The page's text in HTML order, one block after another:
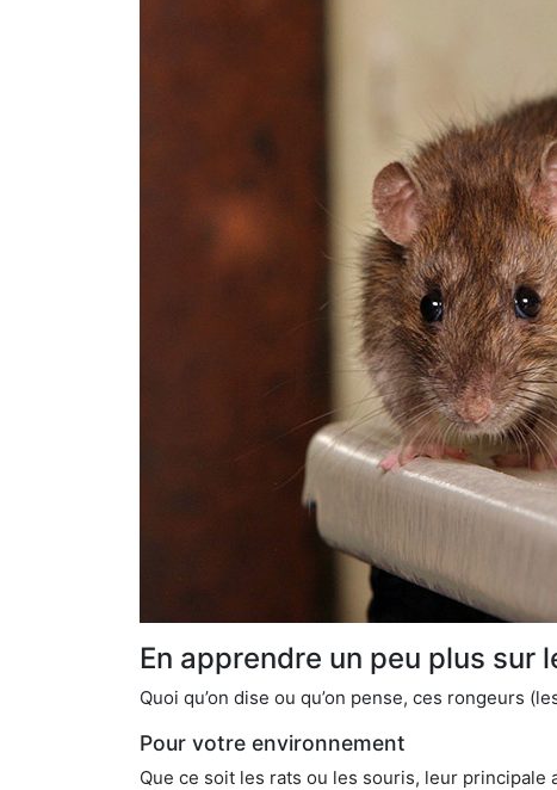
En apprendre un peu plus sur
Quoi qu’on dise ou qu’on pense, ces rongeurs
Pour votre environnement
Que ce soit les rats ou les souris, leur principale